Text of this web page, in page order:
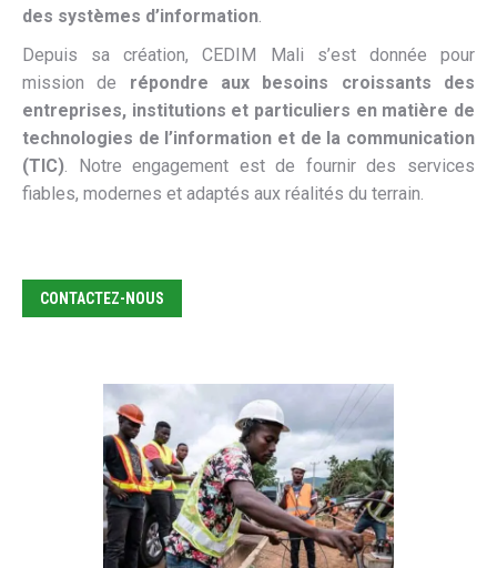
des systèmes d’information.
Depuis sa création, CEDIM Mali s’est donnée pour
mission de répondre aux besoins croissants des
entreprises, institutions et particuliers en matière de
technologies de l’information et de la communication
(TIC). Notre engagement est de fournir des services
fiables, modernes et adaptés aux réalités du terrain.
CONTACTEZ-NOUS